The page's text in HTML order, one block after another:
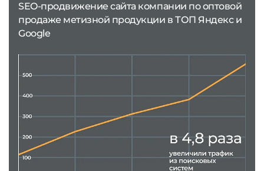
SEO-продвижение сайта компании по оптовой
продаже метизной продукции в ТОП Яндекс и
Google